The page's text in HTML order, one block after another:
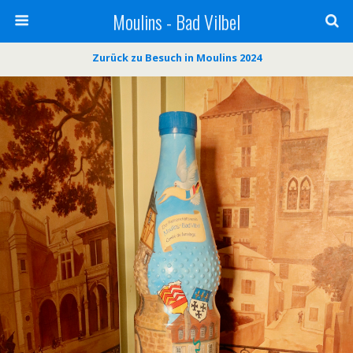
Moulins - Bad Vilbel
Zurück zu Besuch in Moulins 2024